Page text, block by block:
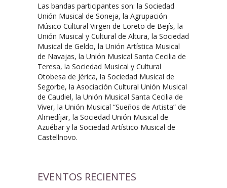
Las bandas participantes son: la Sociedad
Unión Musical de Soneja, la Agrupación
Músico Cultural Virgen de Loreto de Bejís, la
Unión Musical y Cultural de Altura, la Sociedad
Musical de Geldo, la Unión Artística Musical
de Navajas, la Unión Musical Santa Cecilia de
Teresa, la Sociedad Musical y Cultural
Otobesa de Jérica, la Sociedad Musical de
Segorbe, la Asociación Cultural Unión Musical
de Caudiel, la Unión Musical Santa Cecilia de
Viver, la Unión Musical “Sueños de Artista” de
Almedíjar, la Sociedad Unión Musical de
Azuébar y la Sociedad Artístico Musical de
Castellnovo.
EVENTOS RECIENTES